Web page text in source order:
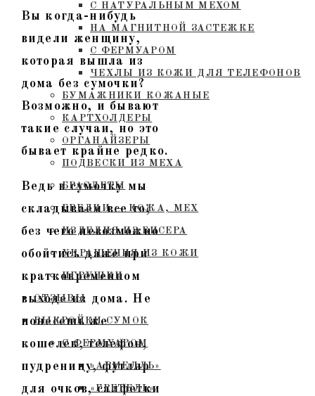
С НАТУРАЛЬНЫМ МЕХОМ
НА МАГНИТНОЙ ЗАСТЕЖКЕ
С ФЕРМУАРОМ
ЧЕХЛЫ ИЗ КОЖИ ДЛЯ ТЕЛЕФОНОВ
БУМАЖНИКИ КОЖАНЫЕ
КАРТХОЛДЕРЫ
ОРГАНАЙЗЕРЫ
ПОДВЕСКИ ИЗ МЕХА
БРАСЛЕТЫ
БРЕЛКИ — КОЖА, МЕХ
ИЗДЕЛИЯ ИЗ БИСЕРА
УКРАШЕНИЯ ИЗ КОЖИ
ИГРУШКИ
ОТЗЫВЫ
ВЫКРОЙКИ СУМОК
С ФЕРМУАРОМ
«АРМЕЛЛЬ»
«ГРЕТЕЛЬ»
Вы когда-нибудь
видели женщину,
которая вышла из
дома без сумочки?
Возможно, и бывают
такие случаи, но это
бывает крайне редко.
Ведь в сумочку мы
складываем все то,
без чего невозможно
обойтись даже при
кратковременном
выходе из дома. Не
понесешь же
кошелек, телефон,
пудреницу, футляр
для очков, салфетки